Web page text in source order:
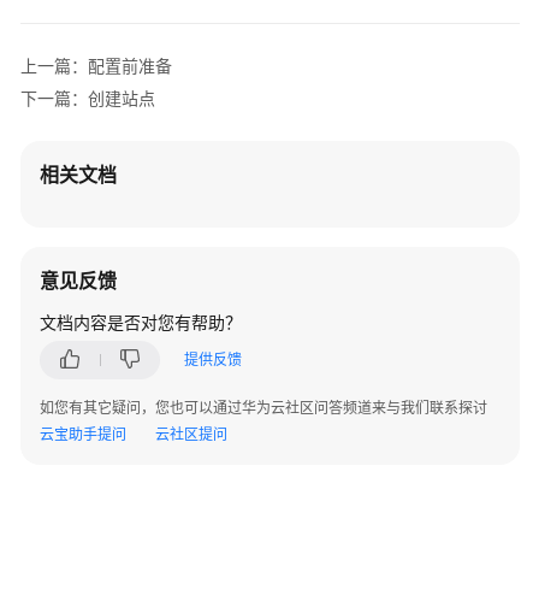
纯
组
场
景
组
网
场
AR+交
换
上一篇：配置前准备
下一篇：创建站点
相关文档
意见反馈
文档内容是否对您有帮助？
提供反馈
如您有其它疑问，您也可以通过华为云社区问答频道来与我们联系探讨
云宝助手提问
云社区提问